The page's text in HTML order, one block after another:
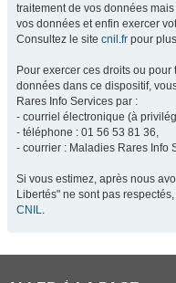
traitement de vos données
vos données et enfin exercer
Consultez le site cnil.fr pour
Pour exercer ces droits ou
données dans ce dispositif,
Rares Info Services par :
- courriel électronique (à
- téléphone : 01 56 53 81 36,
- courrier : Maladies Rares Info
Si vous estimez, après nous
Libertés" ne sont pas
CNIL.